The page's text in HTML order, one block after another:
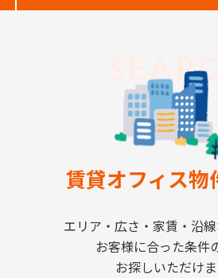
賃貸オフィス物
エリア・広さ・家賃・沿
お客様に合った条件
お探しいただけま